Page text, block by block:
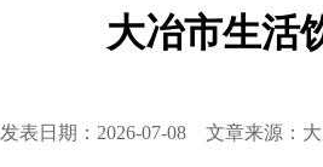
大冶市生活
发表日期：2026-07-08 文章来源：